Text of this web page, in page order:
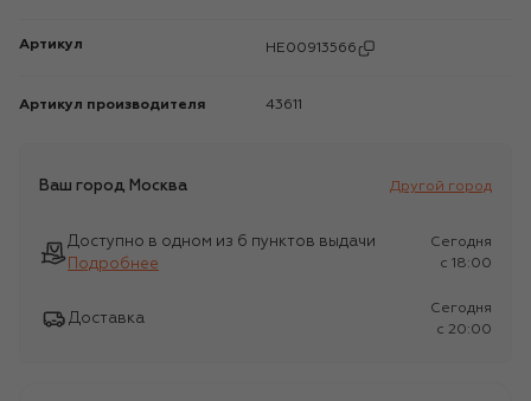
Артикул HE00913566
Артикул производителя 43611
Ваш город Москва Другой город
Доступно в одном из 6 пунктов выдачи
Подробнее
Сегодня
c 18:00
Доставка
Сегодня
c 20:00